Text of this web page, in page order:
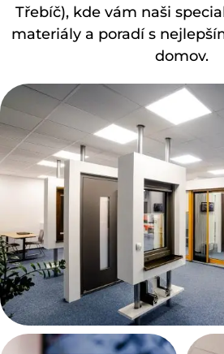
Třebíč), kde vám naši
materiály a poradí s
domov.